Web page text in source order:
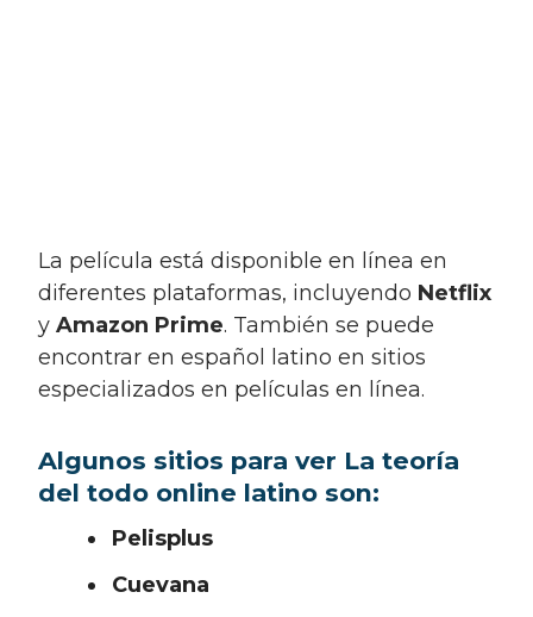
La película está disponible en línea en
diferentes plataformas, incluyendo Netflix
y Amazon Prime. También se puede
encontrar en español latino en sitios
especializados en películas en línea.
Algunos sitios para ver La teoría
del todo online latino son:
Pelisplus
Cuevana